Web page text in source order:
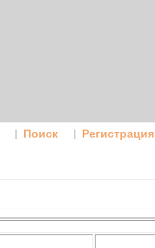
Поиск Регистрация